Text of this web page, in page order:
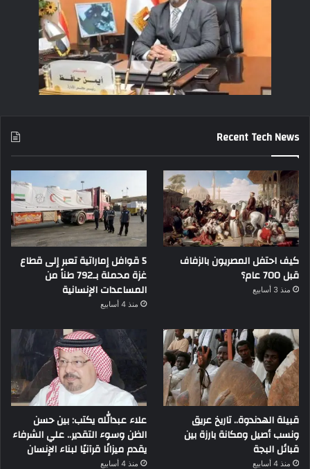
Recent Tech News
كيف احتفل المصريون بالزفاف
قبل 700 عام؟
منذ 3 أسابيع
5 قوافل إماراتية تعبر إلى قطاع
غزة محملة بـ792 طناً من
المساعدات الإنسانية
منذ 4 أسابيع
قبيلة الهدندوة.. تاريخ عريق
ونسب أصيل ومكانة بارزة بين
قبائل البجة
منذ 4 أسابيع
علاء عبدالله يكتب: بين حسن
الظن وسوء التقدير.. علي الشرفاء
يقدم ميزانًا قرآنيًا لبناء الإنسان
منذ 4 أسابيع